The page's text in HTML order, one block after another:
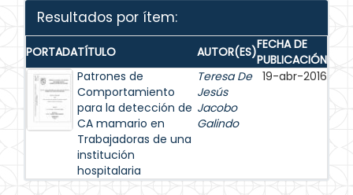
Resultados por ítem:
PORTADATÍTULO AUTOR(ES)FECHA DE
PUBLICACIÓN
Patrones de
Comportamiento
para la detección de
CA mamario en
Trabajadoras de una
institución
hospitalaria
Teresa De
Jesús
Jacobo
Galindo
19-abr-2016